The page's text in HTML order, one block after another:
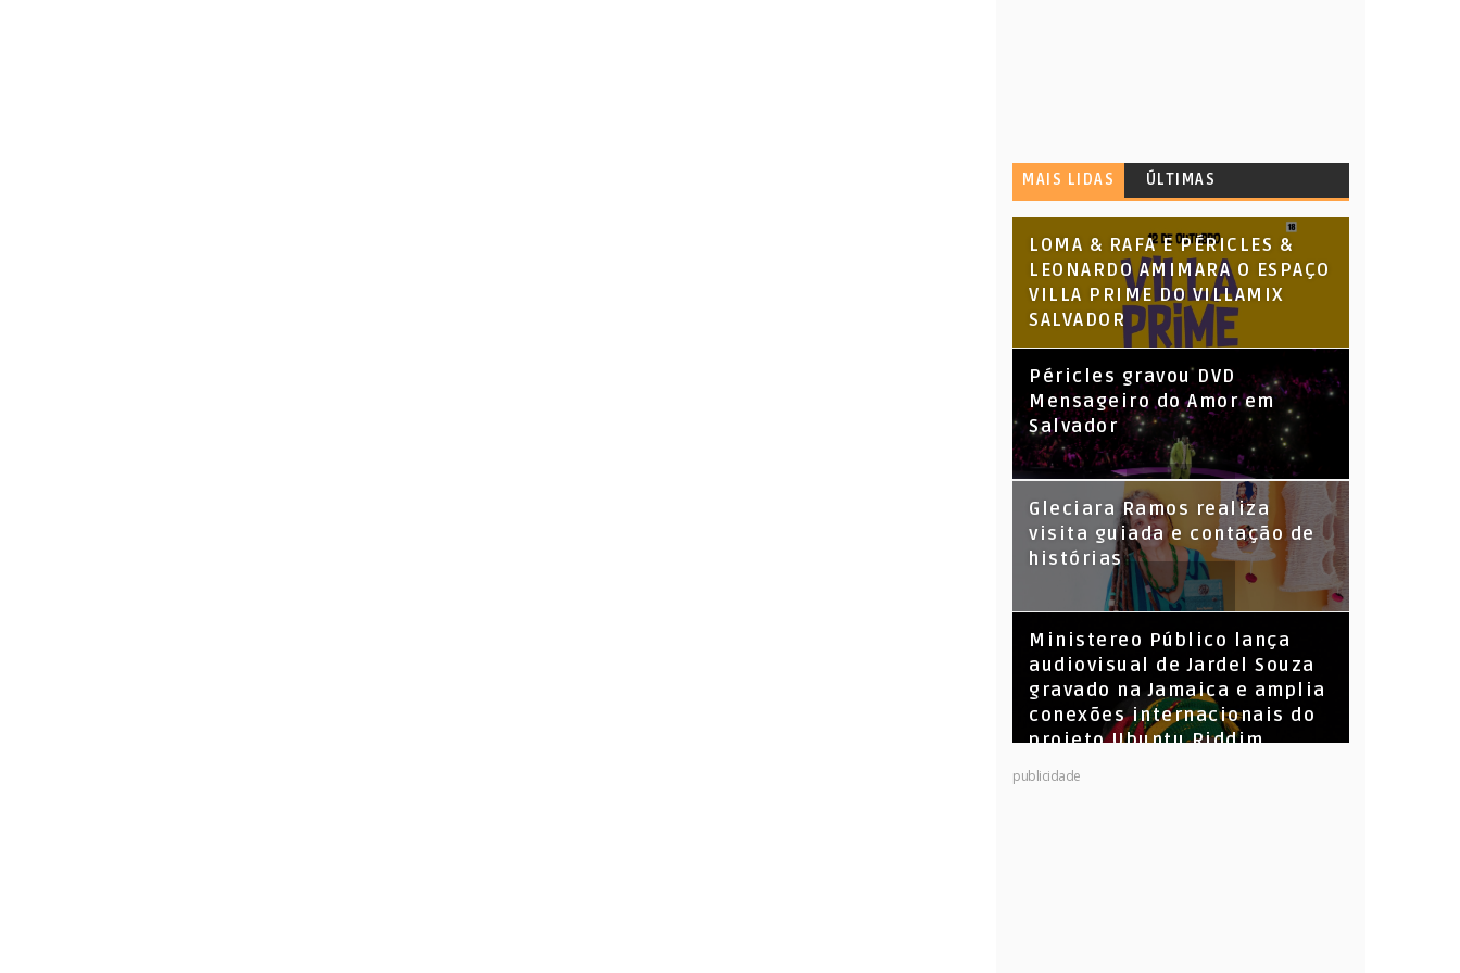
MAIS LIDAS ÚLTIMAS
LOMA & RAFA E PÉRICLES &
LEONARDO AMIMARA O ESPAÇO
VILLA PRIME DO VILLAMIX
SALVADOR
Péricles gravou DVD
Mensageiro do Amor em
Salvador
KL Jay (Racionais MC’s), DJ
Raíz e DJ Leandro Vitrola na
BIGSHAKE 14
Gleciara Ramos realiza
visita guiada e contação de
histórias
​Ministereo Público lança
audiovisual de Jardel Souza
gravado na Jamaica e amplia
conexões internacionais do
projeto Ubuntu Riddim
publicidade